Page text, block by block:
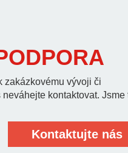
zakázkovému vývoji či
kontaktovat. Jsme
Kontaktujte nás